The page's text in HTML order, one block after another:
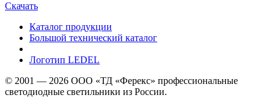
Скачать
Каталог продукции
Большой технический каталог
Логотип LEDEL
© 2001 — 2026 ООО «ТД «Ферекс» профессиональные
светодиодные светильники из России.